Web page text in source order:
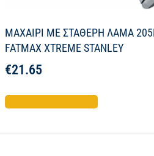
ΜΑΧΑΙΡΙ ΜΕ ΣΤΑΘΕΡΗ ΛΑΜΑ
FATMAX XTREME STANLEY
€21.65